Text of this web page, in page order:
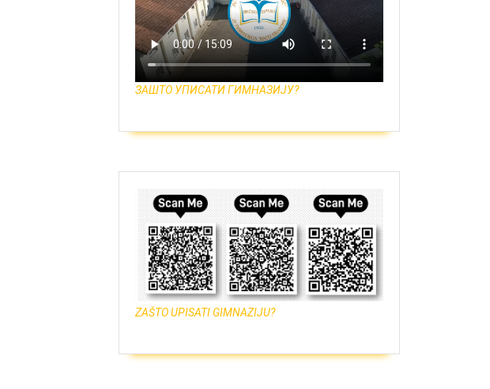
ЗАШТО УПИСАТИ ГИМНАЗИЈУ?
ZAŠTO UPISATI GIMNAZIJU?